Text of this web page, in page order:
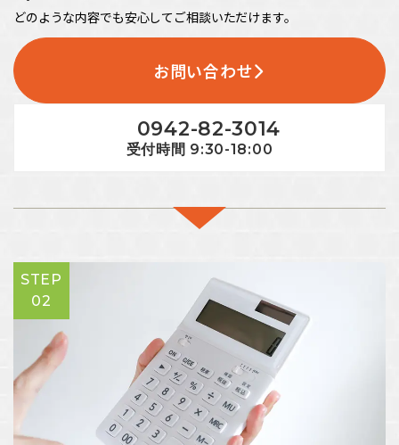
どのような内容でも安心してご相談いただけます。
お問い合わせ
0942-82-3014
受付時間 9:30-18:00
STEP
02